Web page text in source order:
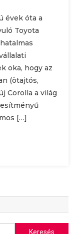
évek óta a
Toyota
oka, hogy az
(ötajtós,
Corolla a világ
[…]
Keresés: